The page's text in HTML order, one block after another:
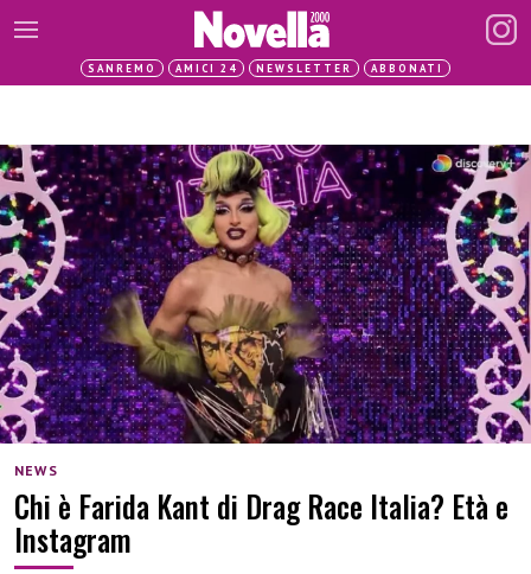
SANREMO AMICI 24 NEWSLETTER ABBONATI
NEWS
Chi è Farida Kant di Drag Race Italia? Età e
Instagram